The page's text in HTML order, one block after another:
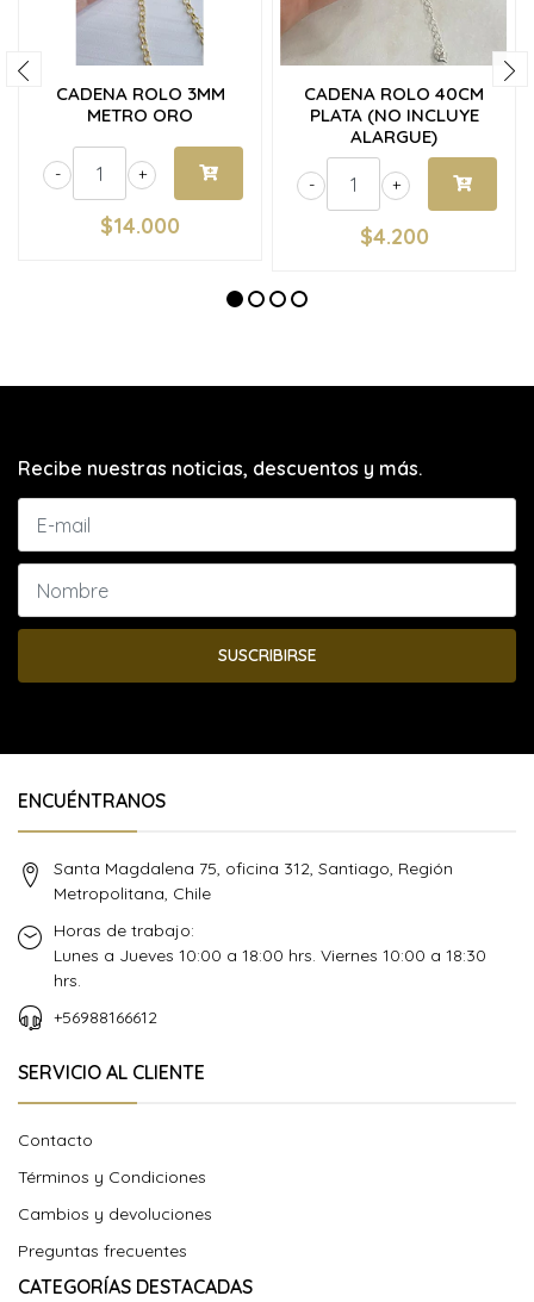
CADENA ROLO 3MM
METRO ORO
+
-
$14.000
CADENA ROLO 40CM
PLATA (NO INCLUYE
ALARGUE)
+
-
$4.200
Recibe nuestras noticias, descuentos y más.
SUSCRIBIRSE
ENCUÉNTRANOS
Santa Magdalena 75, oficina 312, Santiago, Región
Metropolitana, Chile
Horas de trabajo:
Lunes a Jueves 10:00 a 18:00 hrs. Viernes 10:00 a 18:30
hrs.
+56988166612
SERVICIO AL CLIENTE
Contacto
Términos y Condiciones
Cambios y devoluciones
Preguntas frecuentes
CATEGORÍAS DESTACADAS